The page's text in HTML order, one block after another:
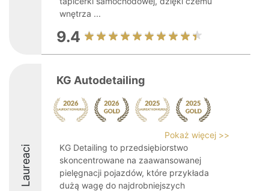
wnętrza ...
9.4
Laureaci
KG Autodetailing
Pokaż więcej >>
KG Detailing to przedsiębiorstwo
skoncentrowane na zaawansowanej
pielęgnacji pojazdów, które przykłada
dużą wagę do najdrobniejszych